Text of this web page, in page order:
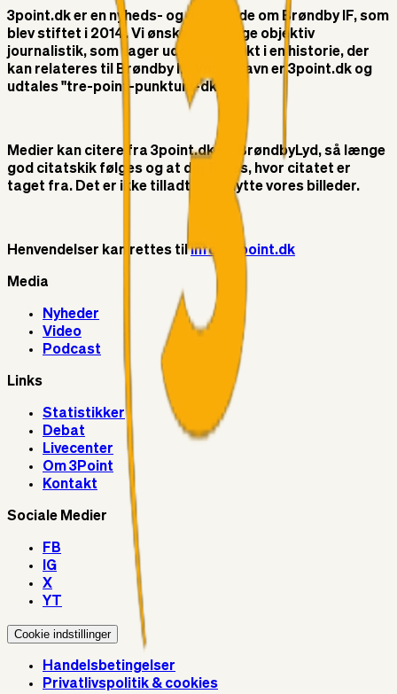
3point.dk er en nyheds- og debatside om Brøndby IF, som
blev stiftet i 2014. Vi ønsker at bringe objektiv
journalistik, som tager udgangspunkt i en historie, der
kan relateres til Brøndby IF. Vores navn er 3point.dk og
udtales "tre-point-punktum-dk"
Medier kan citere fra 3point.dk og BrøndbyLyd, så længe
god citatskik følges og at der linkes, hvor citatet er
taget fra. Det er ikke tilladt at benytte vores billeder.
Henvendelser kan rettes tilinfo@3point.dk
Media
Nyheder
Video
Podcast
Links
Statistikker
Debat
Livecenter
Om 3Point
Kontakt
Sociale Medier
FB
IG
X
YT
Cookie indstillinger
Handelsbetingelser
Privatlivspolitik & cookies